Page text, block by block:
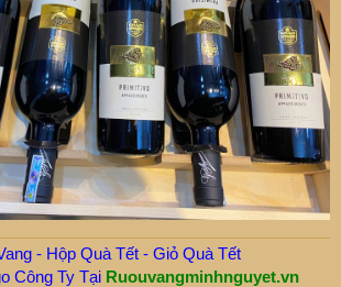
- Hộp Quà Tết - Giỏ Quà Tết
Công Ty Tại Ruouvangminhnguyet.vn